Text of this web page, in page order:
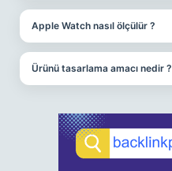
Apple Watch nasıl ölçülür ?
Ürünü tasarlama amacı nedir ?